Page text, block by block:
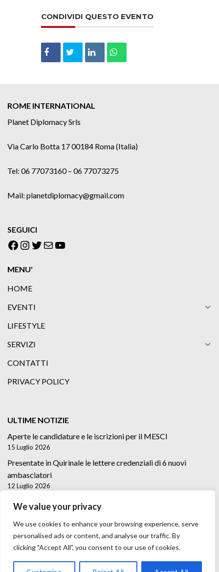
We value your privacy
We use cookies to enhance your browsing experience, serve
personalised ads or content, and analyse our traffic. By
clicking "Accept All", you consent to our use of cookies.
CONDIVIDI QUESTO EVENTO
ROME INTERNATIONAL
Planet Diplomacy Srls
Via Carlo Botta 17 00184 Roma (Italia)
Tel: 06 77073160 – 06 77073275
Mail: planetdiplomacy@gmail.com
SEGUICI
Facebook
Instagram
Twitter
EmailYouTube
MENU'
HOME
EVENTI
LIFESTYLE
SERVIZI
CONTATTI
PRIVACY POLICY
ULTIME NOTIZIE
Aperte le candidature e le iscrizioni per il MESCI
15 Luglio 2026
Presentate in Quirinale le lettere credenziali di 6 nuovi
ambasciatori
12 Luglio 2026
Lettere credenziali di 5 nuovi Ambasciatori